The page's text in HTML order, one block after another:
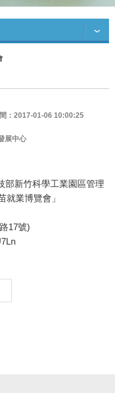
：2017-01-06 10:00:25
展中心
部新竹科學工業園區管理
就業博覽會」
17號)